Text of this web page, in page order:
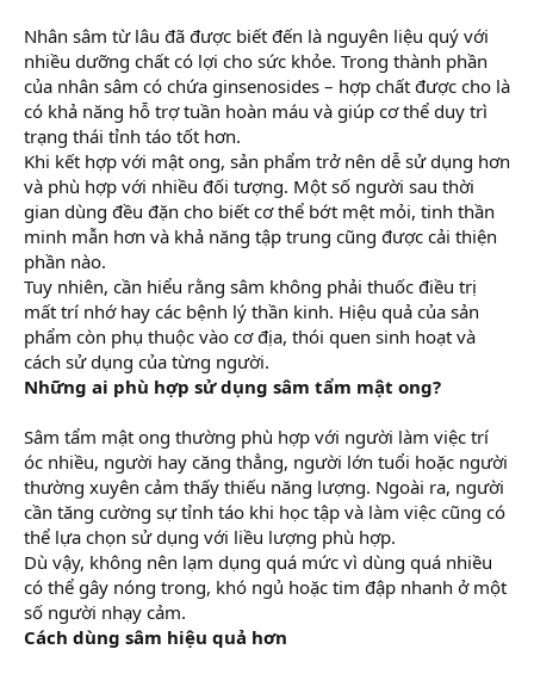
Nhân sâm từ lâu đã được biết đến là nguyên liệu quý với
nhiều dưỡng chất có lợi cho sức khỏe. Trong thành phần
của nhân sâm có chứa ginsenosides – hợp chất được cho là
có khả năng hỗ trợ tuần hoàn máu và giúp cơ thể duy trì
trạng thái tỉnh táo tốt hơn.
Khi kết hợp với mật ong, sản phẩm trở nên dễ sử dụng hơn
và phù hợp với nhiều đối tượng. Một số người sau thời
gian dùng đều đặn cho biết cơ thể bớt mệt mỏi, tinh thần
minh mẫn hơn và khả năng tập trung cũng được cải thiện
phần nào.
Tuy nhiên, cần hiểu rằng sâm không phải thuốc điều trị
mất trí nhớ hay các bệnh lý thần kinh. Hiệu quả của sản
phẩm còn phụ thuộc vào cơ địa, thói quen sinh hoạt và
cách sử dụng của từng người.
Những ai phù hợp sử dụng sâm tẩm mật ong?
Sâm tẩm mật ong thường phù hợp với người làm việc trí
óc nhiều, người hay căng thẳng, người lớn tuổi hoặc người
thường xuyên cảm thấy thiếu năng lượng. Ngoài ra, người
cần tăng cường sự tỉnh táo khi học tập và làm việc cũng có
thể lựa chọn sử dụng với liều lượng phù hợp.
Dù vậy, không nên lạm dụng quá mức vì dùng quá nhiều
có thể gây nóng trong, khó ngủ hoặc tim đập nhanh ở một
số người nhạy cảm.
Cách dùng sâm hiệu quả hơn